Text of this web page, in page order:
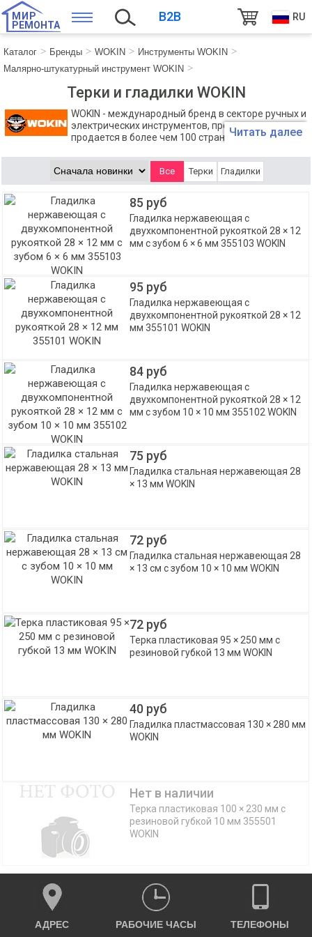
МИР
РЕМОНТА
B2B RU
Каталог Бренды WOKIN
Инструменты WOKIN
Малярно-штукатурный инструмент WOKIN
Терки и гладилки WOKIN
WOKIN - международный бренд в секторе ручных и
электрических инструментов, продукция которого
продается в более чем 100 странах мира.
инструментов и профессионального рабочего оборудования,
которое создано для выполнения даже самых сложных задач.
Читать далее
Все Терки Гладилки
85 руб
Гладилка нержавеющая с
двухкомпонентной рукояткой 28 × 12
мм с зубом 6 × 6 мм 355103 WOKIN
95 руб
Гладилка нержавеющая с
двухкомпонентной рукояткой 28 × 12
мм 355101 WOKIN
84 руб
Гладилка нержавеющая с
двухкомпонентной рукояткой 28 × 12
мм с зубом 10 × 10 мм 355102 WOKIN
75 руб
Гладилка стальная нержавеющая 28
× 13 мм WOKIN
72 руб
Гладилка стальная нержавеющая 28
× 13 см с зубом 10 × 10 мм WOKIN
72 руб
Терка пластиковая 95 × 250 мм с
резиновой губкой 13 мм WOKIN
40 руб
Гладилка пластмассовая 130 × 280 мм
WOKIN
Нет в наличии
Терка пластиковая 100 × 230 мм с
резиновой губкой 10 мм 355501
WOKIN
АДРЕС РАБОЧИЕ ЧАСЫ ТЕЛЕФОНЫ